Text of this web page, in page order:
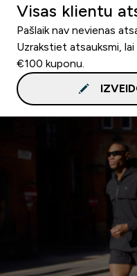
Visas klientu
Pašlaik nav nevienas
Uzrakstiet atsauksmi,
€100 kuponu.